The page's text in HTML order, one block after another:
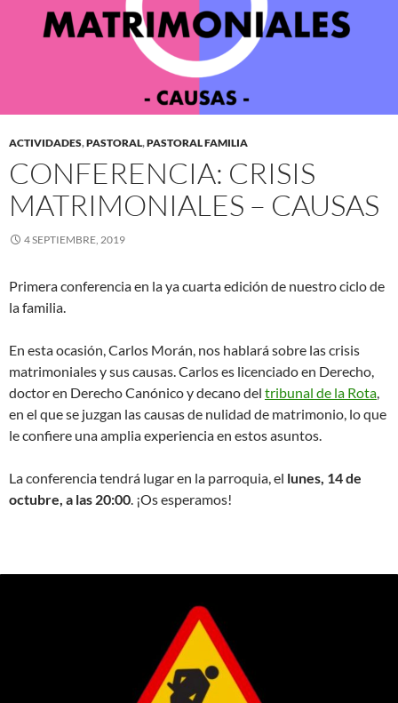
ACTIVIDADES,PASTORAL,PASTORAL FAMILIA
CONFERENCIA: CRISIS
MATRIMONIALES – CAUSAS
4 SEPTIEMBRE, 2019
Primera conferencia en la ya cuarta edición de nuestro ciclo de
la familia.
En esta ocasión, Carlos Morán, nos hablará sobre las crisis
matrimoniales y sus causas. Carlos es licenciado en Derecho,
doctor en Derecho Canónico y decano del tribunal de la Rota,
en el que se juzgan las causas de nulidad de matrimonio, lo que
le confiere una amplia experiencia en estos asuntos.
La conferencia tendrá lugar en la parroquia, el lunes, 14 de
octubre, a las 20:00. ¡Os esperamos!